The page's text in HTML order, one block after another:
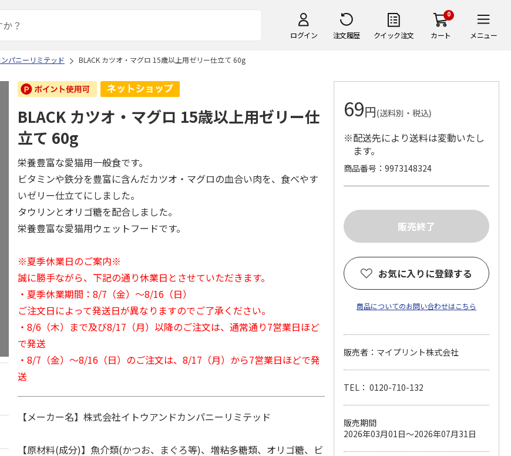
ログイン 注文履歴 クイック注文
0
カート メニュー
パニーリミテッド BLACK カツオ・マグロ 15歳以上用ゼリー仕立て 60g
BLACK カツオ・マグロ 15歳以上用ゼリー仕
立て 60g
栄養豊富な愛猫用一般食です。
ビタミンや鉄分を豊富に含んだカツオ・マグロの血合い肉を、食べやす
いゼリー仕立てにしました。
タウリンとオリゴ糖を配合しました。
栄養豊富な愛猫用ウェットフードです。
※夏季休業日のご案内※
誠に勝手ながら、下記の通り休業日とさせていただきます。
・夏季休業期間：8/7（金）～8/16（日）
ご注文日によって発送日が異なりますのでご了承ください。
・8/6（木）まで及び8/17（月）以降のご注文は、通常通り7営業日ほど
で発送
・8/7（金）～8/16（日）のご注文は、8/17（月）から7営業日ほどで発
送
【メーカー名】株式会社イトウアンドカンパニーリミテッド
【原材料(成分)】魚介類(かつお、まぐろ等)、増粘多糖類、オリゴ糖、ビ
69円(送料別・税込)
※配送先により送料は変動いたし
ます。
商品番号 9973148324
お気に入りに登録する
商品についてのお問い合わせはこちら
販売者：マイプリント株式会社
TEL： 0120-710-132
販売期間
2026年03月01日～2026年07月31日